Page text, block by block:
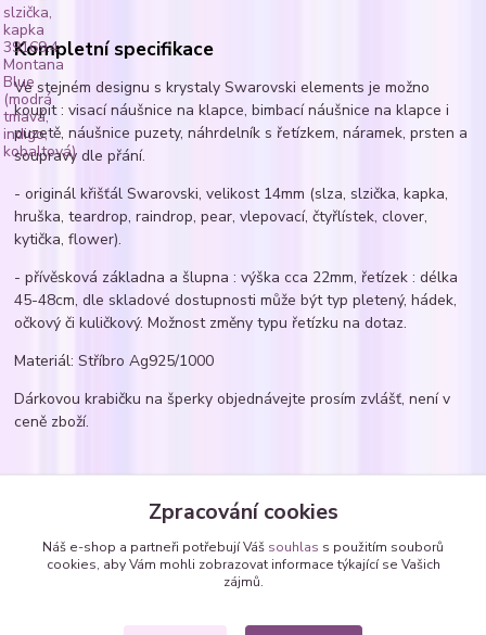
Kompletní specifikace
Ve stejném designu s krystaly Swarovski elements je možno
koupit : visací náušnice na klapce, bimbací náušnice na klapce i
puzetě, náušnice puzety, náhrdelník s řetízkem, náramek, prsten a
soupravy dle přání.
- originál křišťál Swarovski, velikost 14mm (slza, slzička, kapka,
hruška, teardrop, raindrop, pear, vlepovací, čtyřlístek, clover,
kytička, flower).
- přívěsková základna a šlupna : výška cca 22mm, řetízek : délka
45-48cm, dle skladové dostupnosti může být typ pletený, hádek,
očkový či kuličkový. Možnost změny typu řetízku na dotaz.
Materiál: Stříbro Ag925/1000
Dárkovou krabičku na šperky objednávejte prosím zvlášť, není v
ceně zboží.
Zboží zařazeno v kategoriích
Náhrdelníky
Náhrdelníky - vlepené SWAROVSKI krystaly
Zpracování cookies
Náš e-shop a partneři potřebují Váš souhlas s použitím souborů
cookies, aby Vám mohli zobrazovat informace týkající se Vašich
zájmů.